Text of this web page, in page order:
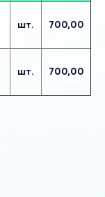
шт. 700,00
шт. 700,00